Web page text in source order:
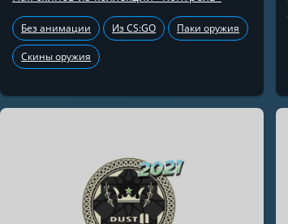
Без анимации Из CS:GO Паки оружия
Скины оружия